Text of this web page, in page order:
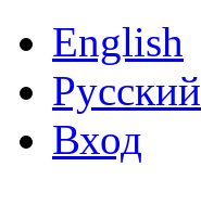
English
Русский
Вход